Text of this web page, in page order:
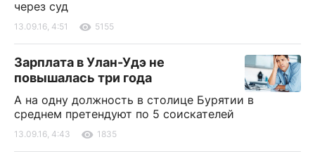
через суд
13.09.16, 4:51 5155
Зарплата в Улан-Удэ не
повышалась три года
А на одну должность в столице Бурятии в
среднем претендуют по 5 соискателей
13.09.16, 4:43 1835